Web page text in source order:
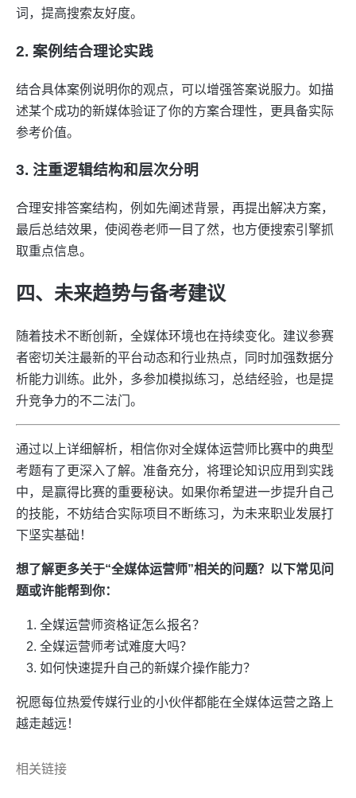
词，提高搜索友好度。
2. 案例结合理论实践
结合具体案例说明你的观点，可以增强答案说服力。如描
述某个成功的新媒体验证了你的方案合理性，更具备实际
参考价值。
3. 注重逻辑结构和层次分明
合理安排答案结构，例如先阐述背景，再提出解决方案，
最后总结效果，使阅卷老师一目了然，也方便搜索引擎抓
取重点信息。
四、未来趋势与备考建议
随着技术不断创新，全媒体环境也在持续变化。建议参赛
者密切关注最新的平台动态和行业热点，同时加强数据分
析能力训练。此外，多参加模拟练习，总结经验，也是提
升竞争力的不二法门。
通过以上详细解析，相信你对全媒体运营师比赛中的典型
考题有了更深入了解。准备充分，将理论知识应用到实践
中，是赢得比赛的重要秘诀。如果你希望进一步提升自己
的技能，不妨结合实际项目不断练习，为未来职业发展打
下坚实基础！
想了解更多关于“全媒体运营师”相关的问题？以下常见问
题或许能帮到你：
全媒运营师资格证怎么报名？
全媒运营师考试难度大吗？
如何快速提升自己的新媒介操作能力？
祝愿每位热爱传媒行业的小伙伴都能在全媒体运营之路上
越走越远！
相关链接